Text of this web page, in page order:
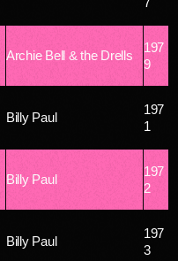
Archie Bell & the Drells
197
9
Billy Paul
197
1
Billy Paul
197
2
Billy Paul
197
3